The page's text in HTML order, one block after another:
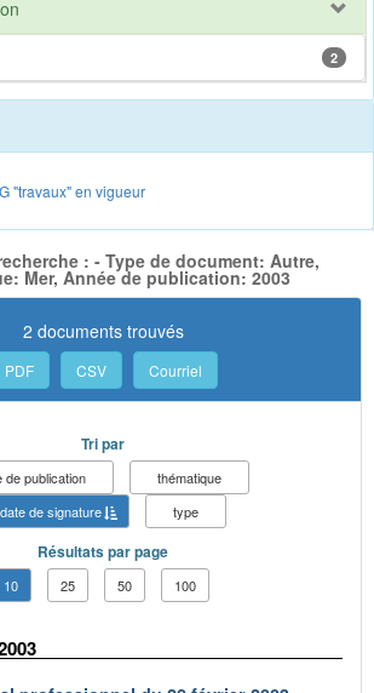
2
"travaux" en vigueur
: - Type de document: Autre,
Mer, Année de publication: 2003
2 documents trouvés
PDF CSV Courriel
Tri par
de publication
thématique
date de signature
type
Résultats par page
10 25 50 100